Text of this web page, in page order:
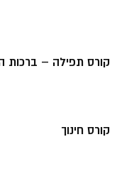
קורס תפילה – ברכות
קורס חינוך